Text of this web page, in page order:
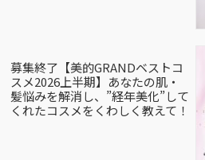
募集終了【美的GRANDベストコ
スメ2026上半期】あなたの肌・
髪悩みを解消し、”経年美化”して
くれたコスメをくわしく教えて！